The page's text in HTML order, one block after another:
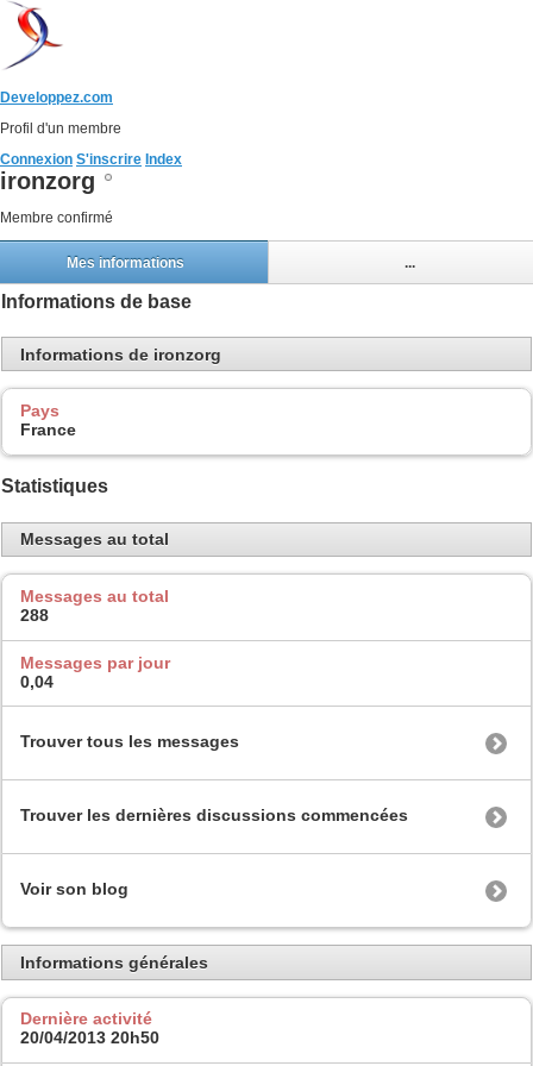
Developpez.com
Profil d'un membre
Connexion S'inscrire Index
ironzorg
Membre confirmé
Mes informations ...
Informations de base
Informations de ironzorg
Pays
France
Statistiques
Messages au total
Messages au total
288
Messages par jour
0,04
Trouver tous les messages
Trouver les dernières discussions commencées
Voir son blog
Informations générales
Dernière activité
20/04/2013 20h50